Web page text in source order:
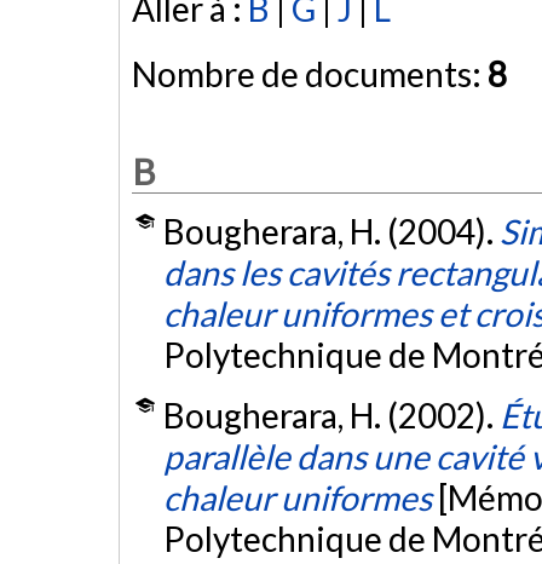
Aller à : B | G | J | L
Nombre de documents: 8
B
Bougherara, H. (2004).
dans les cavités
chaleur uniformes et
Polytechnique de
Bougherara, H. (2002).
parallèle dans une cavité
chaleur uniformes
Polytechnique de